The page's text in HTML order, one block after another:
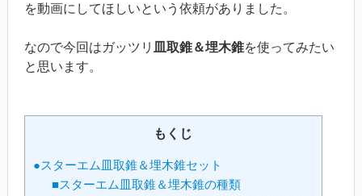
を動画にしてほしいという依頼がありました。
なので今回はガッツリ 皿取錐＆埋木錐を使ってみたい
と思います。
もくじ
●スターエム皿取錐＆埋木錐セット
■スターエム皿取錐＆埋木錐の種類